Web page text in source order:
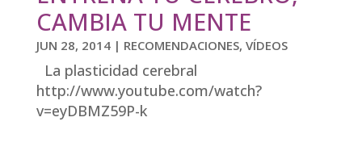
CAMBIA TU MENTE
JUN 28, 2014| RECOMENDACIONES, VÍDEOS
La plasticidad cerebral
http://www.youtube.com/watch?
v=eyDBMZ59P-k